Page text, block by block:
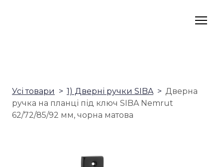
Усі товари 1) Дверні ручки SIBA
Дверна
ручка на планці під ключ SIBA Nemrut
62/72/85/92 мм, чорна матова